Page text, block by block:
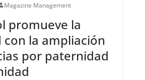
Magazine Management
promueve la
con la ampliación
por paternidad